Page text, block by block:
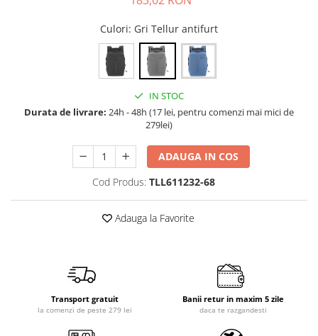
Culori: Gri Tellur antifurt
IN STOC
Durata de livrare: 24h - 48h (17 lei, pentru comenzi mai mici de
279lei)
ADAUGA IN COS
Cod Produs: TLL611232-68
Adauga la Favorite
Transport gratuit
la comenzi de peste 279 lei
Banii retur in maxim 5 zile
daca te razgandesti